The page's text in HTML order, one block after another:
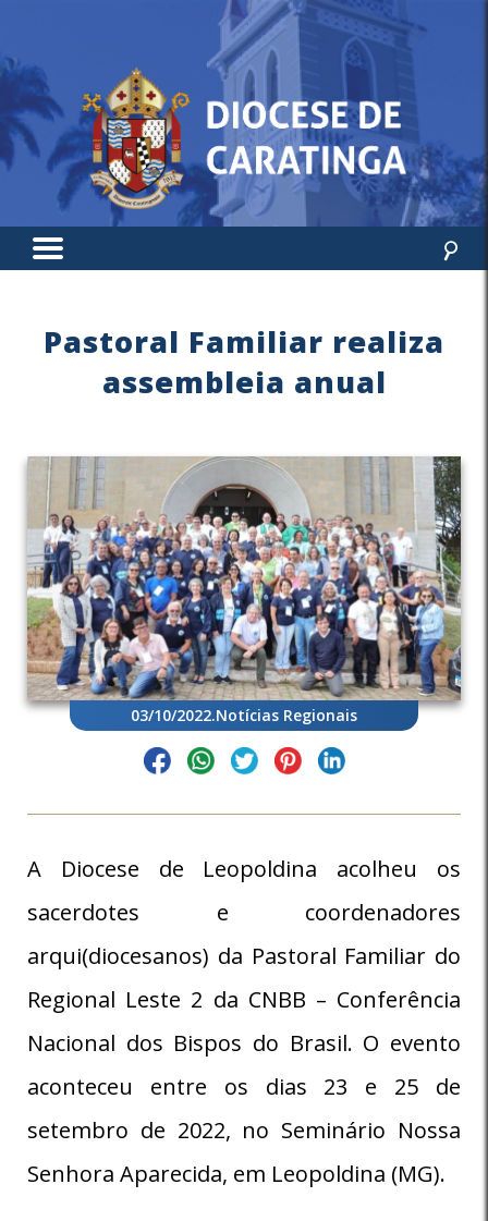
Pastoral Familiar realiza
assembleia anual
03/10/2022.Notícias Regionais
A Diocese de Leopoldina acolheu os
sacerdotes e coordenadores
arqui(diocesanos) da Pastoral Familiar do
Regional Leste 2 da CNBB – Conferência
Nacional dos Bispos do Brasil. O evento
aconteceu entre os dias 23 e 25 de
setembro de 2022, no Seminário Nossa
Senhora Aparecida, em Leopoldina (MG).